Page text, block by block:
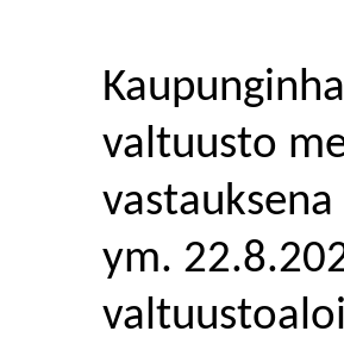
valtuusto
ym.